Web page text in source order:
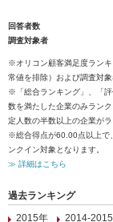
回答者数
調査対象者
※オリコン顧客満足度ラン
常値を排除）および調査対
※「総合ランキング」、「
数を満たした企業のみラン
定人数の半数以上の企業が
※総合得点が60.00点以上で
ンクイン対象となります。
≫ 詳細はこちら
過去ランキング
2015年
2014-